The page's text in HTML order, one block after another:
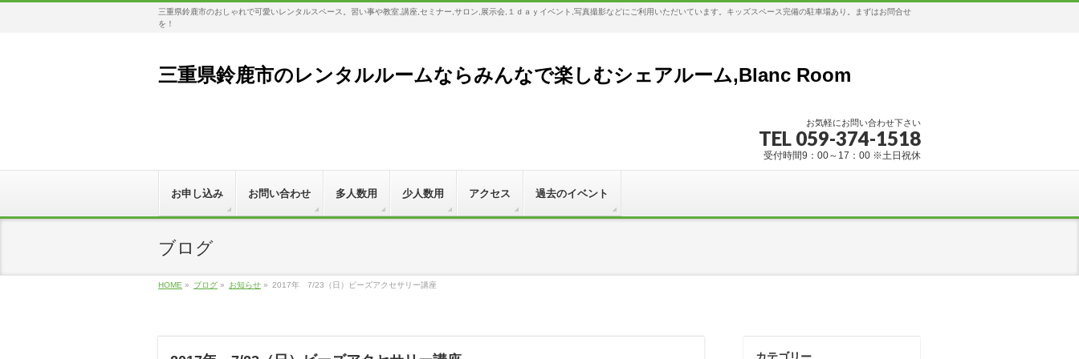
三重県鈴鹿市のおしゃれで可愛いレンタルスペース。習い事や教室,講座,セミナー,サロン,展示会,１ｄａｙイベント,写真撮影などにご利用いただいています。キッズスペース完備の駐車場あり。まずはお問合せ
を！
三重県鈴鹿市のレンタルルームならみんなで楽しむシェアルーム,Blanc Room
お気軽にお問い合わせ下さい
TEL 059-374-1518
受付時間9：00～17：00 ※土日祝休
お申し込み お問い合わせ 多人数用 少人数用 アクセス 過去のイベント
ブログ
HOME » ブログ » お知らせ » 2017年 7/23（日）ビーズアクセサリー講座